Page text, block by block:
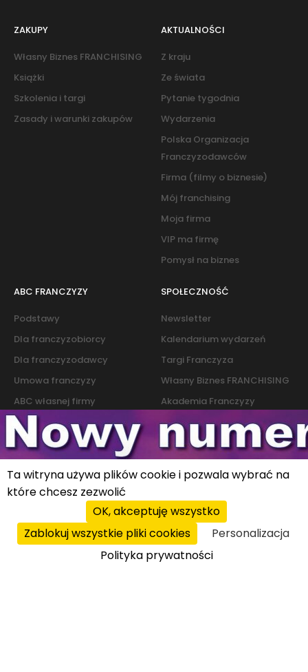
ZAKUPY
Własny Biznes FRANCHISING
Książki
Szkolenia i targi
Zasady i warunki zakupów
AKTUALNOŚCI
Z kraju
Ze świata
Pytanie tygodnia
Wydarzenia
Polska Organizacja
Franczyzodawców
Firma (filmy o biznesie)
Mój franchising
Moja firma
VIP ma firmę
Pomysł na biznes
ABC FRANCZYZY
Podstawy
Dla franczyzobiorcy
Dla franczyzodawcy
Umowa franczyzy
ABC własnej firmy
Słownik franczyzy i biznesu
SPOŁECZNOŚĆ
Newsletter
Kalendarium wydarzeń
Targi Franczyza
Własny Biznes FRANCHISING
Akademia Franczyzy
Marketing
Kontakt
Polityka cookies
© 2026 PROFIT system sp. z o.o. All rights reserved.
Ta witryna używa plików cookie i pozwala wybrać na
które chcesz zezwolić
OK, akceptuję wszystko
Zablokuj wszystkie pliki cookies
Personalizacja
Polityka prywatności